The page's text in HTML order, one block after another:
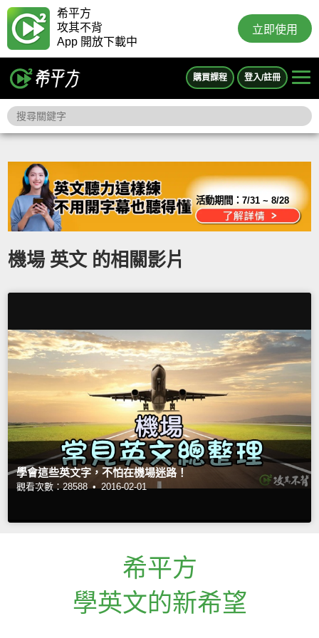
希平方
攻其不背
App 開放下載中
立即使用
購買課程 登入/註冊
活動期間：7/31 ~ 8/28
機場 英文 的相關影片
學會這些英文字，不怕在機場迷路！
觀看次數：28588 • 2016-02-01
希平方
學英文的新希望